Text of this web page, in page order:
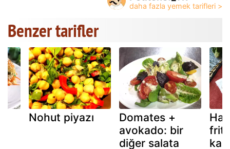
Benzer tarifler
Nohut piyazı
Domates +
avokado: bir
diğer salata